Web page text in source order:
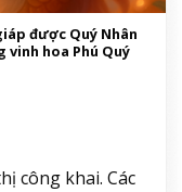
được Quý Nhân
hoa Phú Quý
công khai. Các